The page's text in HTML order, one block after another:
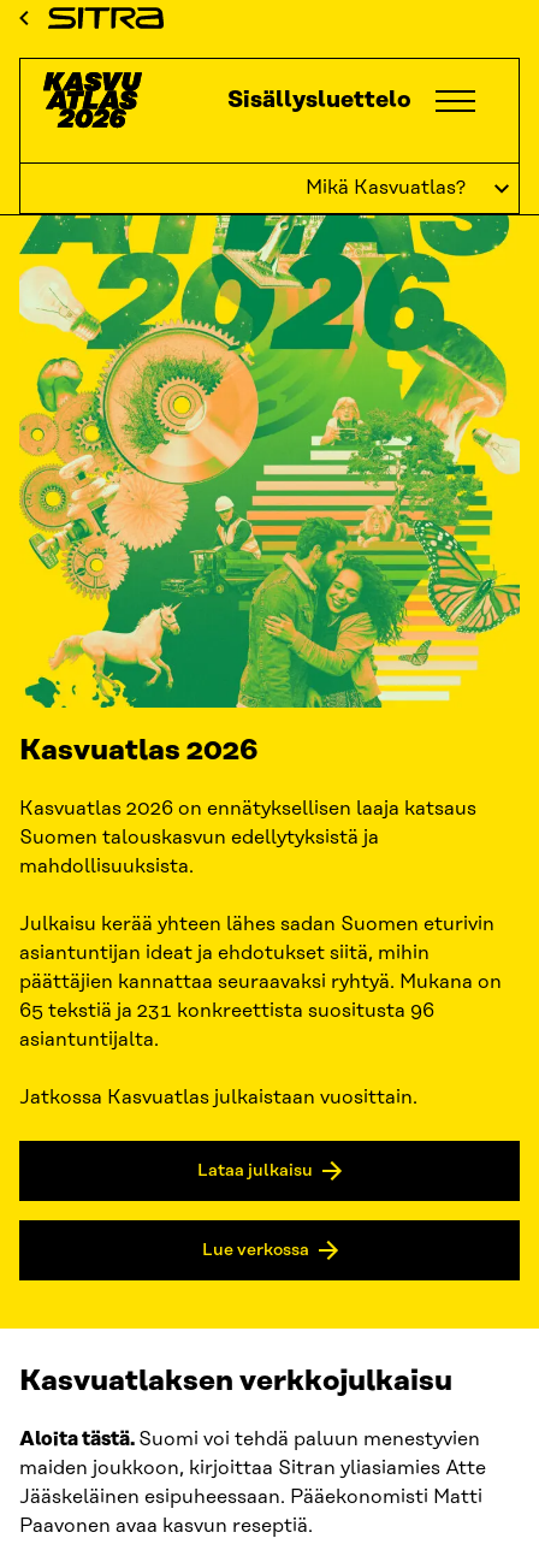
Siirry
sisältöön
Sitra
Kasvuatlas
Mikä Kasvuatlas?
Sisällysluettelo
Kasvuatlas 2026
Kasvuatlas 2026 on ennätyksellisen laaja katsaus
Suomen talouskasvun edellytyksistä ja
mahdollisuuksista.
Julkaisu kerää yhteen lähes sadan Suomen eturivin
asiantuntijan ideat ja ehdotukset siitä, mihin
päättäjien kannattaa seuraavaksi ryhtyä. Mukana on
65 tekstiä ja 231 konkreettista suositusta 96
asiantuntijalta.
Jatkossa Kasvuatlas julkaistaan vuosittain.
Lataa julkaisu
Lue verkossa
Kasvuatlaksen verkkojulkaisu
Aloita tästä. Suomi voi tehdä paluun menestyvien
maiden joukkoon, kirjoittaa Sitran yliasiamies Atte
Jääskeläinen esipuheessaan. Pääekonomisti Matti
Paavonen avaa kasvun reseptiä.